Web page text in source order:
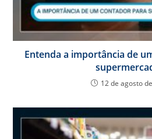
Entenda a importância de
12 de agosto